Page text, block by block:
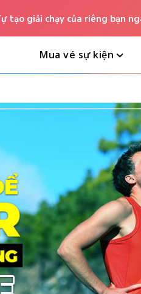
tạo giải chạy của riêng bạn
Mua vé sự kiện